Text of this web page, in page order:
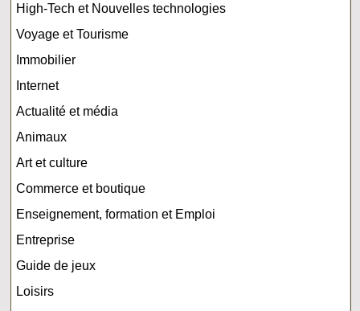
High-Tech et Nouvelles technologies
Voyage et Tourisme
Immobilier
Internet
Actualité et média
Animaux
Art et culture
Commerce et boutique
Enseignement, formation et Emploi
Entreprise
Guide de jeux
Loisirs